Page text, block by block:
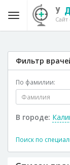
У
Сайт
Фильтр
По фамилии:
В городе:
Поиск по